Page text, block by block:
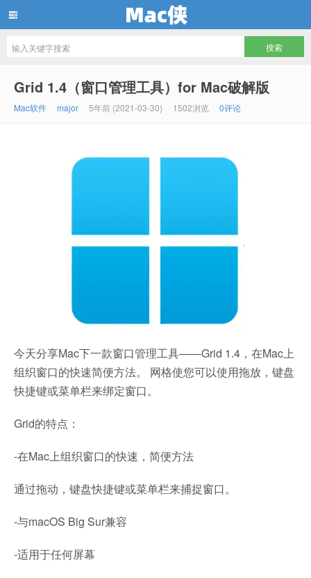
Grid 1.4（窗口管理工具）for Mac破解版
Mac软件 major 5年前 (2021-03-30) 1502浏览 0评论
今天分享Mac下一款窗口管理工具——Grid 1.4，在Mac上
组织窗口的快速简便方法。 网格使您可以使用拖放，键盘
快捷键或菜单栏来绑定窗口。
Grid的特点：
-在Mac上组织窗口的快速，简便方法
通过拖动，键盘快捷键或菜单栏来捕捉窗口。
-与macOS Big Sur兼容
-适用于任何屏幕